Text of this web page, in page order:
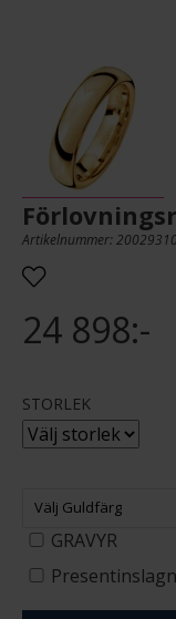
Artikelnummer: 20029310
24 898:-
STORLEK
Välj Guldfärg
GRAVYR